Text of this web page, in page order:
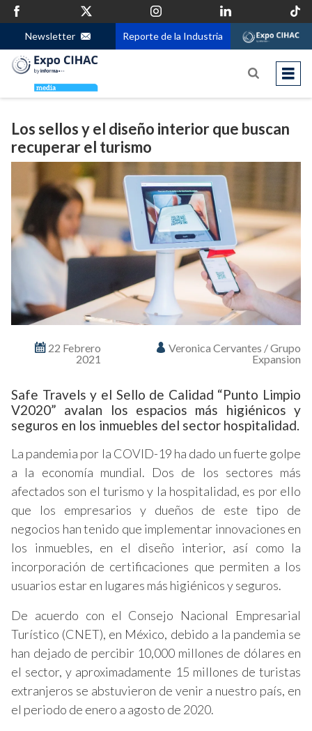
Newsletter Reporte de la Industria
Los sellos y el diseño interior que buscan
recuperar el turismo
22 Febrero
2021
Veronica Cervantes / Grupo
Expansion
Safe Travels y el Sello de Calidad “Punto Limpio
V2020” avalan los espacios más higiénicos y
seguros en los inmuebles del sector hospitalidad.
La pandemia por la COVID-19 ha dado un fuerte golpe
a la economía mundial. Dos de los sectores más
afectados son el turismo y la hospitalidad, es por ello
que los empresarios y dueños de este tipo de
negocios han tenido que implementar innovaciones en
los inmuebles, en el diseño interior, así como la
incorporación de certificaciones que permiten a los
usuarios estar en lugares más higiénicos y seguros.
De acuerdo con el Consejo Nacional Empresarial
Turístico (CNET), en México, debido a la pandemia se
han dejado de percibir 10,000 millones de dólares en
el sector, y aproximadamente 15 millones de turistas
extranjeros se abstuvieron de venir a nuestro país, en
el periodo de enero a agosto de 2020.